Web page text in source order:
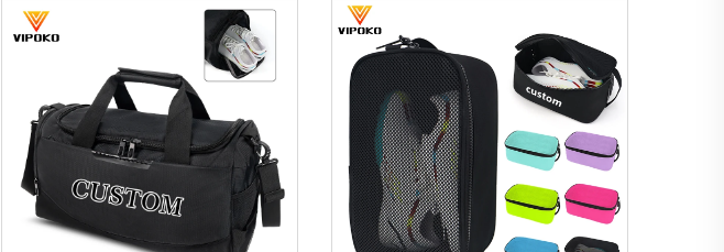
logiem, torba na
rakietę tenisową, torba
do badmintona, torba
na rakietę do
badmintona, torba na
paletkę do padela,
torba na rakietę do
wodoodporny,
codzienny plecak
sportowy i szkolny z
izolacją termiczną oraz
techniką sublimacji,
plecak do piłki nożnej i